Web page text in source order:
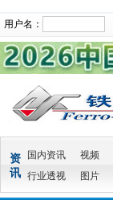
用户名：
资
讯
国内资讯 视频
行业透视
图片